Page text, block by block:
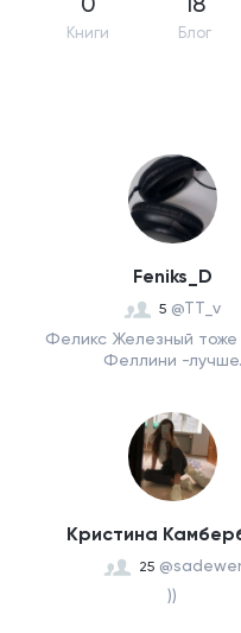
Книги Блог
Feniks_D
5 @TT_v
Феликс Железный тоже
Феллини -лучше.
Кристина
25 @sadewer
))